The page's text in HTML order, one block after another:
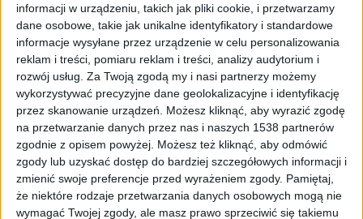
informacji w urządzeniu, takich jak pliki cookie, i przetwarzamy
dane osobowe, takie jak unikalne identyfikatory i standardowe
informacje wysyłane przez urządzenie w celu personalizowania
reklam i treści, pomiaru reklam i treści, analizy audytorium i
rozwój usług. Za Twoją zgodą my i nasi partnerzy możemy
wykorzystywać precyzyjne dane geolokalizacyjne i identyfikację
przez skanowanie urządzeń. Możesz kliknąć, aby wyrazić zgodę
na przetwarzanie danych przez nas i naszych 1538 partnerów
zgodnie z opisem powyżej. Możesz też kliknąć, aby odmówić
zgody lub uzyskać dostęp do bardziej szczegółowych informacji i
zmienić swoje preferencje przed wyrażeniem zgody. Pamiętaj,
że niektóre rodzaje przetwarzania danych osobowych mogą nie
wymagać Twojej zgody, ale masz prawo sprzeciwić się takiemu
OpelFoto:pixabay.com/schuetz-mediendesign
Trudno to sobie wyobrazić, ale gdyby nie pewna
maszyna do szycia, dziś nie jeździlibyśmy
samochodami od Opla. W 1862 roku Adam Opel
postanowił skonstruować własnymi rękami
urządzenie, które miało być przeznaczone m.in.